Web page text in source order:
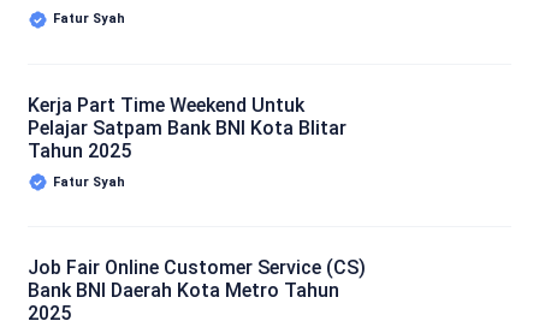
Fatur Syah
Kerja Part Time Weekend Untuk
Pelajar Satpam Bank BNI Kota Blitar
Tahun 2025
Fatur Syah
Job Fair Online Customer Service (CS)
Bank BNI Daerah Kota Metro Tahun
2025